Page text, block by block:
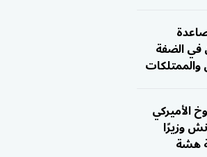
الضفة
الأميركي
وزيرًا
هشة